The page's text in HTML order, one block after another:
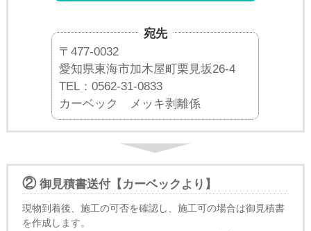
宛先
〒477-0032
愛知県東海市加木屋町栗見坂26-4
TEL：0562-31-0833
カーベック メッキ剥離係
②御見積書送付【カーベックより】
現物到着後、施工の可否を確認し、施工可の場合は御見積書
を作成します。